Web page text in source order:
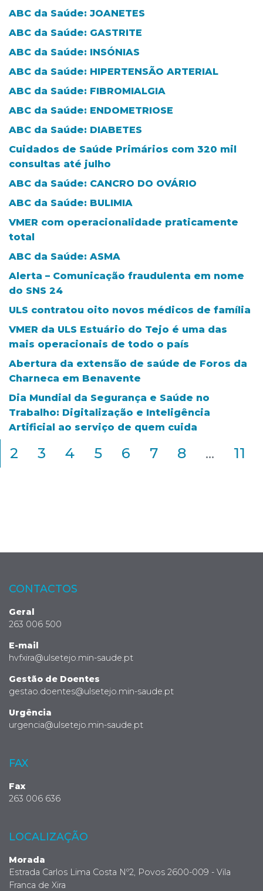
ABC da Saúde: JOANETES
ABC da Saúde: GASTRITE
ABC da Saúde: INSÓNIAS
ABC da Saúde: HIPERTENSÃO ARTERIAL
ABC da Saúde: FIBROMIALGIA
ABC da Saúde: ENDOMETRIOSE
ABC da Saúde: DIABETES
Cuidados de Saúde Primários com 320 mil
consultas até julho
ABC da Saúde: CANCRO DO OVÁRIO
ABC da Saúde: BULIMIA
VMER com operacionalidade praticamente
total
ABC da Saúde: ASMA
Alerta – Comunicação fraudulenta em nome
do SNS 24
ULS contratou oito novos médicos de família
VMER da ULS Estuário do Tejo é uma das
mais operacionais de todo o país
Abertura da extensão de saúde de Foros da
Charneca em Benavente
Dia Mundial da Segurança e Saúde no
Trabalho: Digitalização e Inteligência
Artificial ao serviço de quem cuida
2 3 4 5 6 7 8 ... 11
CONTACTOS
Geral
263 006 500
E-mail
hvfxira@ulsetejo.min-saude.pt
Gestão de Doentes
gestao.doentes@ulsetejo.min-saude.pt
Urgência
urgencia@ulsetejo.min-saude.pt
FAX
Fax
263 006 636
LOCALIZAÇÃO
Morada
Estrada Carlos Lima Costa Nº2, Povos 2600-009 - Vila
Franca de Xira